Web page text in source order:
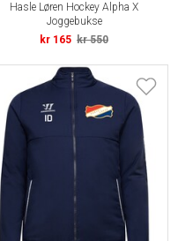
Hasle Løren Hockey Alpha X
Joggebukse
kr 165 kr 550